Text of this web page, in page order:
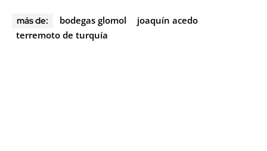
más de: bodegas glomol
joaquín acedo
terremoto de turquía